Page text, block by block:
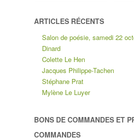
ARTICLES RÉCENTS
Salon de poésie, samedi 22
Dinard
Colette Le Hen
Jacques Philippe-Tachen
Stéphane Prat
Mylène Le Luyer
BONS DE COMMANDES ET
COMMANDES